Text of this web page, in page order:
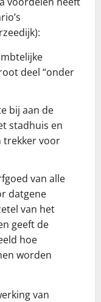
deel “onder
bij aan de
stadhuis en
trekker voor
van alle
datgene
van het
geeft de
hoe
worden
van